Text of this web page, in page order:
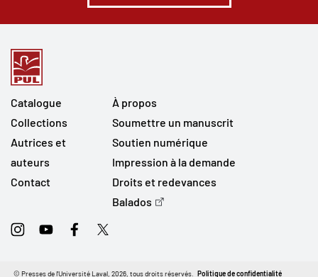
Catalogue
Collections
Autrices et
auteurs
Contact
À propos
Soumettre un manuscrit
Soutien numérique
Impression à la demande
Droits et redevances
Balados
InstagramYoutubeFacebookTwitter
© Presses de l'Université Laval, 2026, tous droits réservés. Politique de confidentialité